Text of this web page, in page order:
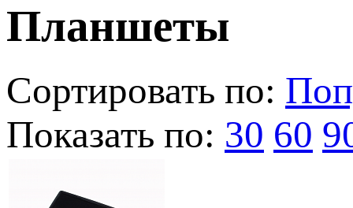
Планшеты
Сортировать по:
Показать по: 30 60